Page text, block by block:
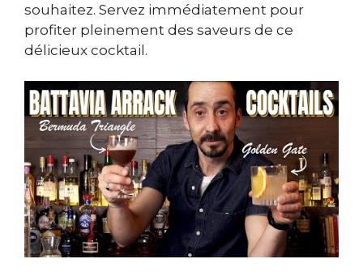
souhaitez. Servez immédiatement pour
profiter pleinement des saveurs de ce
délicieux cocktail.